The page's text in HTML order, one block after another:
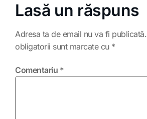
Lasă un răspuns
Adresa ta de email nu va fi publicată.
obligatorii sunt marcate cu *
Comentariu *